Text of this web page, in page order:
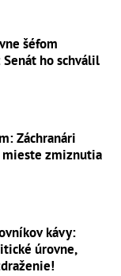
šéfom
ho schválil
Záchranári
zmiznutia
kávy:
úrovne,